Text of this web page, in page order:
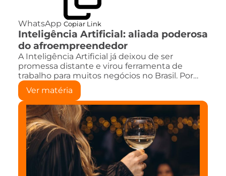
WhatsApp Copiar Link
Inteligência Artificial: aliada poderosa
do afroempreendedor
A Inteligência Artificial já deixou de ser
promessa distante e virou ferramenta de
trabalho para muitos negócios no Brasil. Por…
Ver matéria